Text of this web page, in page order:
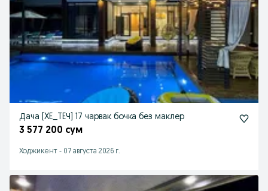
Дача [XE_TEЧ] 17 чарвак бочка без маклер
3 577 200 сум
Ходжикент - 07 августа 2026 г.